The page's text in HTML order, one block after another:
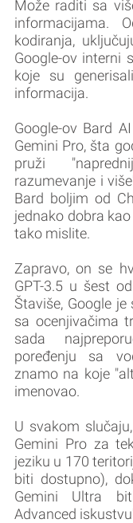
Može raditi sa
informacijama.
kodiranja,
Google-ov interni
koje su
informacija.
Google-ov Bard
Gemini Pro, šta
pruži
razumevanje i
Bard boljim od
jednako dobra
tako mislite.
Zapravo, on se
GPT-3.5 u šest
Štaviše, Google
sa ocenjivačima
sada
poređenju sa
znamo na koje
imenovao.
U svakom
Gemini Pro za
jeziku u 170
biti dostupno),
Gemini Ultra
Advanced